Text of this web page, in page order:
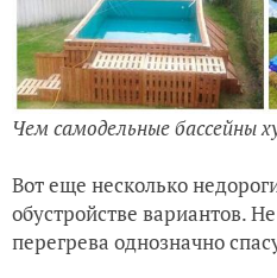
Чем самодельные бассейны
Вот еще несколько
обустройстве вариантов.
перегрева однозначно